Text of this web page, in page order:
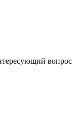
вопрос